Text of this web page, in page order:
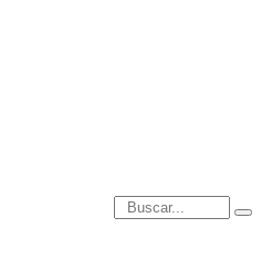
Introduce términos de